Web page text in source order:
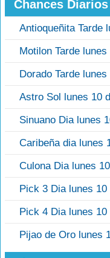
Chances Diarios
Antioqueñita Tarde
Motilon Tarde
Dorado Tarde
Astro Sol lunes 10
Sinuano Dia lunes
Caribeña dia lunes
Culona Dia lunes
Pick 3 Dia lunes 10
Pick 4 Dia lunes 10
Pijao de Oro lunes